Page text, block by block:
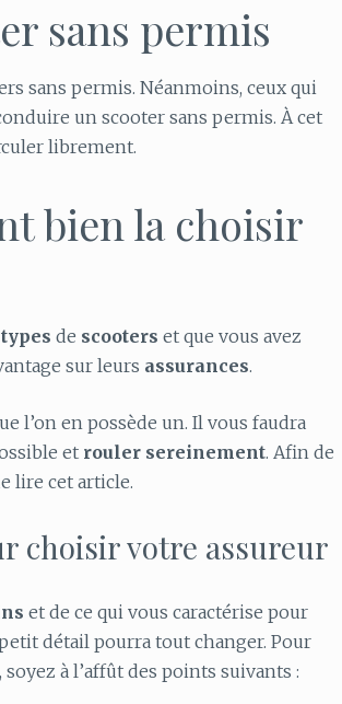
sans permis
sans permis. Néanmoins, ceux qui
un scooter sans permis. À cet
librement.
bien la choisir
types de scooters et que vous avez
sur leurs assurances.
l’on en possède un. Il vous faudra
et rouler sereinement. Afin de
lire cet article.
choisir votre assureur
et de ce qui vous caractérise pour
détail pourra tout changer. Pour
, soyez à l’affût des points suivants :